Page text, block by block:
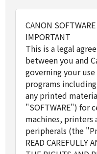
CANON
IMPORTANT
This is a legal
between you and
governing your
programs
any printed
"SOFTWARE") for
machines,
peripherals (the
READ CAREFULLY